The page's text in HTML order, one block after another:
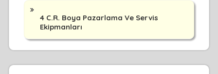
4 C.R. Boya Pazarlama Ve Servis
Ekipmanları